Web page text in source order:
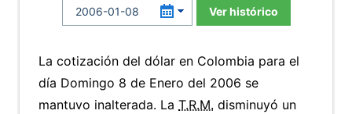
Ver histórico
La cotización del dólar en Colombia para el
día Domingo 8 de Enero del 2006 se
mantuvo inalterada. La T.R.M. disminuyó un